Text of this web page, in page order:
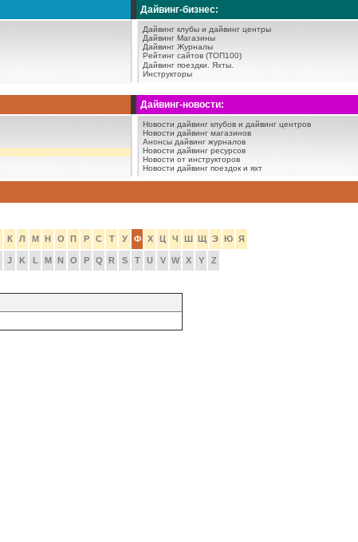
Дайвинг-бизнес:
Дайвинг клубы и дайвинг центры
Дайвинг Магазины
Дайвинг Журналы
Рейтинг сайтов (ТОП100)
Дайвинг поездки.
Яхты.
Инструкторы
Дайвинг-новости:
Новости дайвинг клубов и дайвинг центров
Новости дайвинг магазинов
Анонсы дайвинг журналов
Новости дайвинг ресурсов
Новости от инструкторов
Новости дайвинг поездок и яхт
К Л М Н О П Р С Т У Ф Х Ц Ч Ш Щ Э Ю Я
J K L M N O P Q R S T U V W X Y Z